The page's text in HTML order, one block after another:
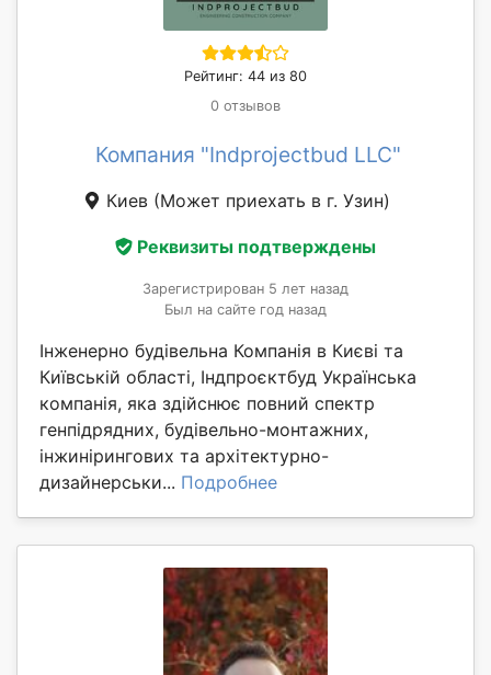
Рейтинг: 44 из 80
0 отзывов
Компания "Indprojectbud LLC"
Киев (Может приехать в г. Узин)
Реквизиты подтверждены
Зарегистрирован 5 лет назад
Был на сайте год назад
Інженерно будівельна Компанія в Києві та
Київській області, Індпроєктбуд Українська
компанія, яка здійснює повний спектр
генпідрядних, будівельно-монтажних,
інжинірингових та архітектурно-
дизайнерськи... Подробнее